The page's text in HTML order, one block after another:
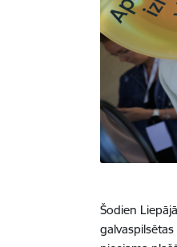
Šodien